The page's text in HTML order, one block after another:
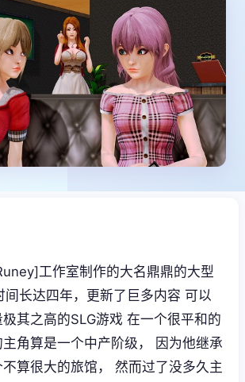
工作室制作的大名鼎鼎的大型
间长达四年，更新了巨多内容 可以
其之高的SLG游戏 在一个很平和的
角算是一个中产阶级， 因为他继承
算很大的旅馆， 然而过了没多久主